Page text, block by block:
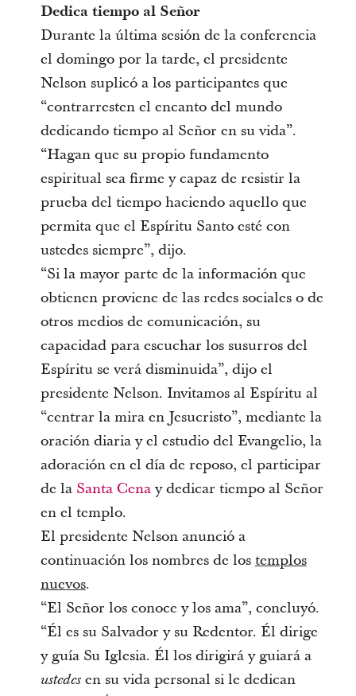
Dedica tiempo al Señor
Durante la última sesión de la conferencia
el domingo por la tarde, el presidente
Nelson suplicó a los participantes que
“contrarresten el encanto del mundo
dedicando tiempo al Señor en su vida”.
“Hagan que su propio fundamento
espiritual sea firme y capaz de resistir la
prueba del tiempo haciendo aquello que
permita que el Espíritu Santo esté con
ustedes siempre”, dijo.
“Si la mayor parte de la información que
obtienen proviene de las redes sociales o de
otros medios de comunicación, su
capacidad para escuchar los susurros del
Espíritu se verá disminuida”, dijo el
presidente Nelson. Invitamos al Espíritu al
“centrar la mira en Jesucristo”, mediante la
oración diaria y el estudio del Evangelio, la
adoración en el día de reposo, el participar
de la Santa Cenay dedicar tiempo al Señor
en el templo.
El presidente Nelson anunció a
continuación los nombres de los templos
nuevos.
“El Señor los conoce y los ama”, concluyó.
“Él es su Salvador y su Redentor. Él dirige
y guía Su Iglesia. Él los dirigirá y guiará a
ustedesen su vida personal si le dedican